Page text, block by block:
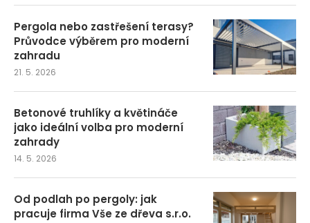
Pergola nebo zastřešení terasy?
Průvodce výběrem pro moderní
zahradu
21. 5. 2026
Betonové truhlíky a květináče
jako ideální volba pro moderní
zahrady
14. 5. 2026
Od podlah po pergoly: jak
pracuje firma Vše ze dřeva s.r.o.